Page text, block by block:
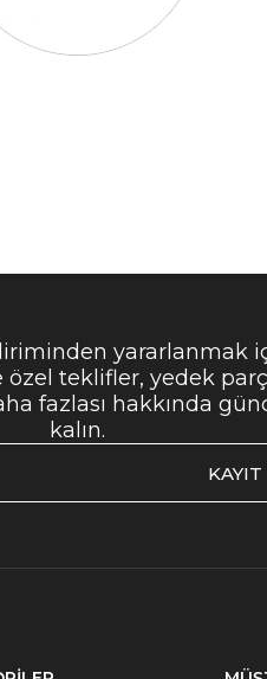
yararlanmak
özel teklifler, yedek
fazlası hakkında
kalın.
KAYIT